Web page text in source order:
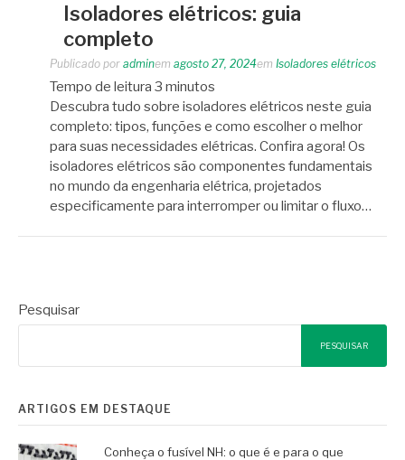
Isoladores elétricos: guia
completo
Publicado por adminem agosto 27, 2024em Isoladores elétricos
Tempo de leitura 3 minutos
Descubra tudo sobre isoladores elétricos neste guia
completo: tipos, funções e como escolher o melhor
para suas necessidades elétricas. Confira agora! Os
isoladores elétricos são componentes fundamentais
no mundo da engenharia elétrica, projetados
especificamente para interromper ou limitar o fluxo…
Pesquisar
PESQUISAR
ARTIGOS EM DESTAQUE
Conheça o fusível NH: o que é e para o que